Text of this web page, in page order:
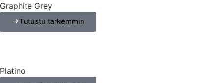
Graphite Grey
Tutustu tarkemmin
Platino